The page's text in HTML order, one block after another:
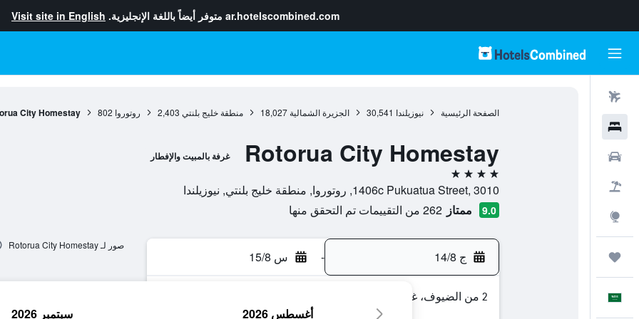
ar.hotelscombined.com متوفر أيضاً باللغة الإنجليزية. Visit site in English
الصفحة الرئيسية نيوزيلندا 30,541 الجزيرة الشمالية 18,027 منطقة خليج بلنتي 2,403 روتوروا 802
City Homestay
Rotorua City Homestay غرفة بالمبيت والإفطار
4 نجوم
1406c Pukuatua Street, 3010, روتوروا, منطقة خليج بلنتي, نيوزيلندا
9.0 ممتاز 262 من التقييمات تم التحقق منها
ج 14/8 - س 15/8
2 من الضيوف، غرفة واحدة
صور لـ Rotorua City Homestay
أغسطس 2026 سبتمبر 2026